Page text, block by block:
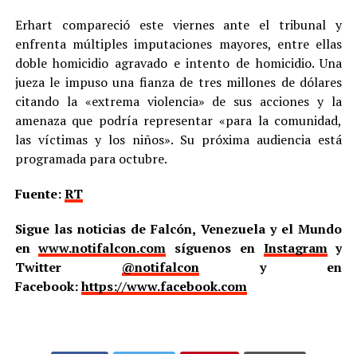
Erhart compareció este viernes ante el tribunal y
enfrenta múltiples imputaciones mayores, entre ellas
doble homicidio agravado e intento de homicidio. Una
jueza le impuso una fianza de tres millones de dólares
citando la «extrema violencia» de sus acciones y la
amenaza que podría representar «para la comunidad,
las víctimas y los niños». Su próxima audiencia está
programada para octubre.
Fuente:RT
Sigue las noticias de Falcón, Venezuela y el Mundo
enwww.notifalcon.com síguenos en Instagramy
Twitter @notifalcony en
Facebook:https://www.facebook.com